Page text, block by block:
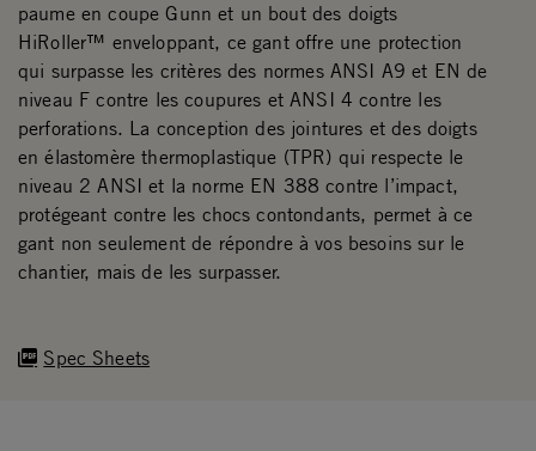
Spec Sheets
paume en coupe Gunn et un bout des doigts
HiRoller™ enveloppant, ce gant offre une protection
qui surpasse les critères des normes ANSI A9 et EN de
niveau F contre les coupures et ANSI 4 contre les
perforations. La conception des jointures et des doigts
en élastomère thermoplastique (TPR) qui respecte le
niveau 2 ANSI et la norme EN 388 contre l’impact,
protégeant contre les chocs contondants, permet à ce
gant non seulement de répondre à vos besoins sur le
chantier, mais de les surpasser.